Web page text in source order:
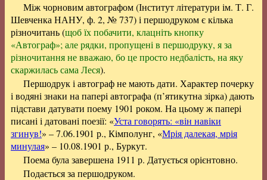
Між чорновим автографом (Інститут літератури ім. Т. Г.
Шевченка НАНУ, ф. 2, № 737) і першодруком є кілька
різночитань (щоб їх побачити, клацніть кнопку
«Автограф»; але рядки, пропущені в першодруку, я за
різночитання не вважаю, бо це просто недбалість, на яку
скаржилась сама Леся).
Першодрук і автограф не мають дати. Характер почерку
і водяні знаки на папері автографа (п’ятикутна зірка) дають
підстави датувати поему 1901 роком. На цьому ж папері
писані і датовані поезії: «Уста говорять: «він навіки
згинув!» – 7.06.1901 р., Кімполунг, «Мрія далекая, мрія
минулая» – 10.08.1901 р., Буркут.
Поема була завершена 1911 р. Датується орієнтовно.
Подається за першодруком.